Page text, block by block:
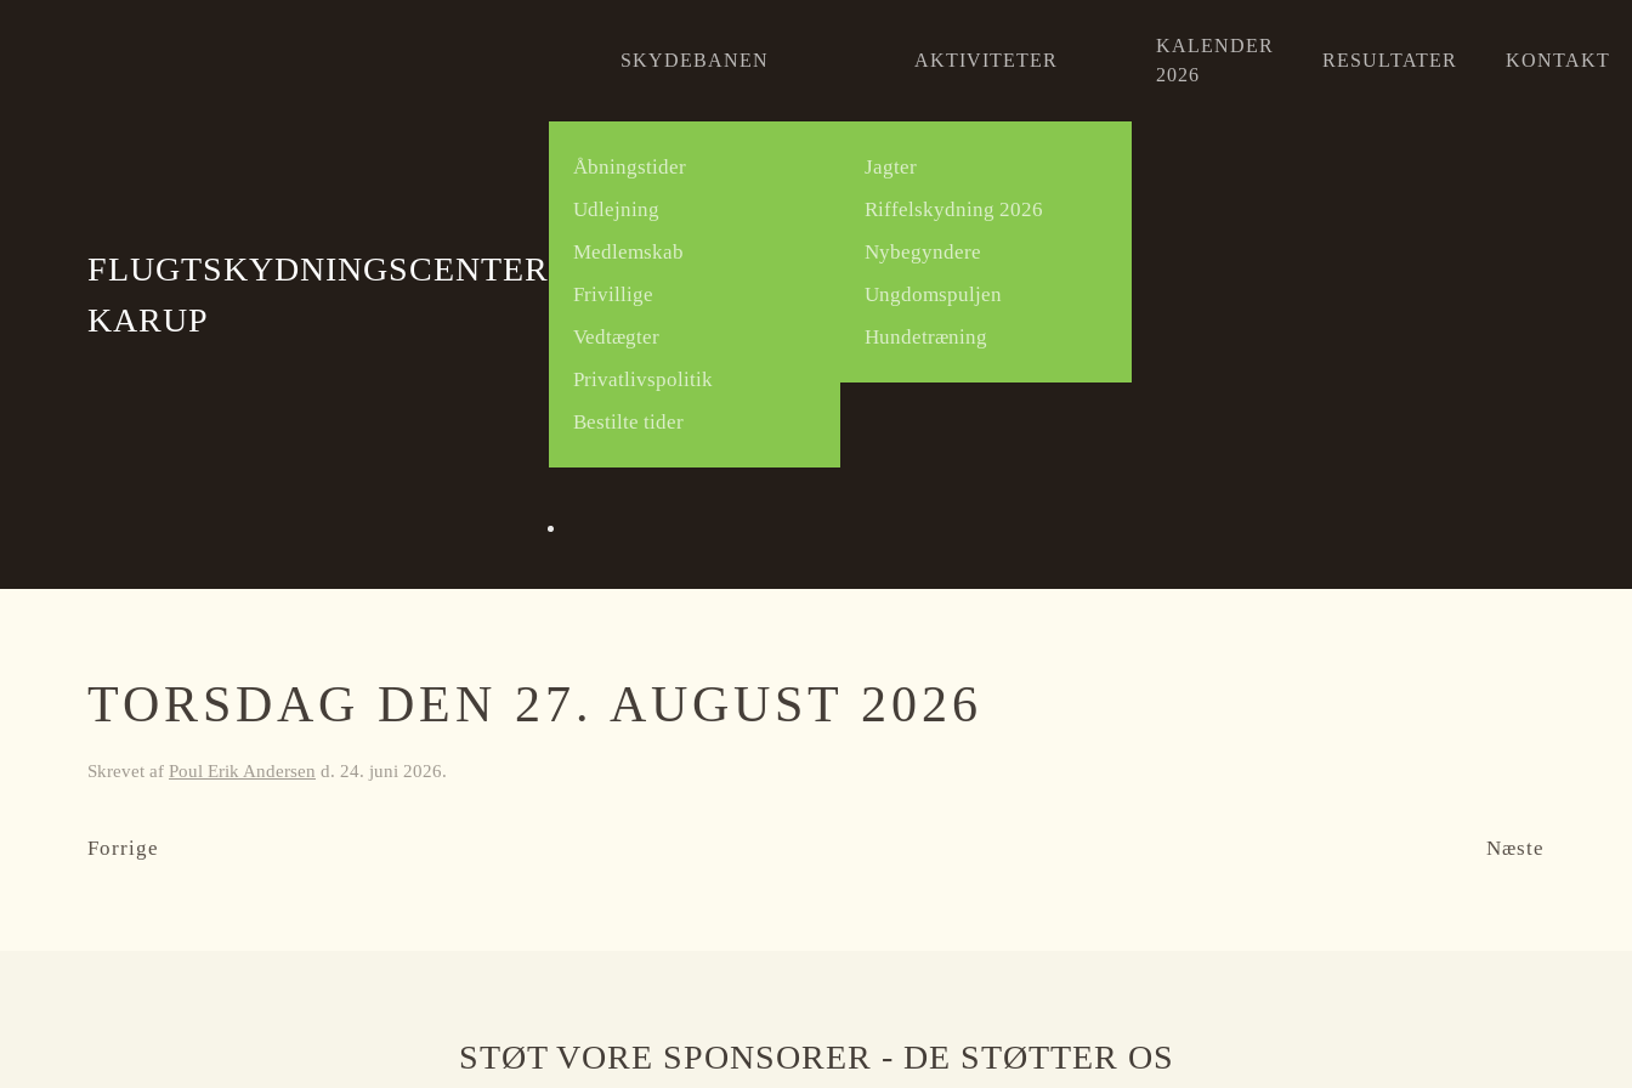
FLUGTSKYDNINGSCENTER
KARUP
SKYDEBANEN
Åbningstider
Udlejning
Medlemskab
Frivillige
Vedtægter
Privatlivspolitik
Bestilte tider
AKTIVITETER
Jagter
Riffelskydning 2026
Nybegyndere
Ungdomspuljen
Hundetræning
KALENDER
2026
RESULTATER KONTAKT
TORSDAG DEN 27. AUGUST 2026
Skrevet af Poul Erik Andersen d. 24. juni 2026.
Forrige Næste
STØT VORE SPONSORER - DE STØTTER OS